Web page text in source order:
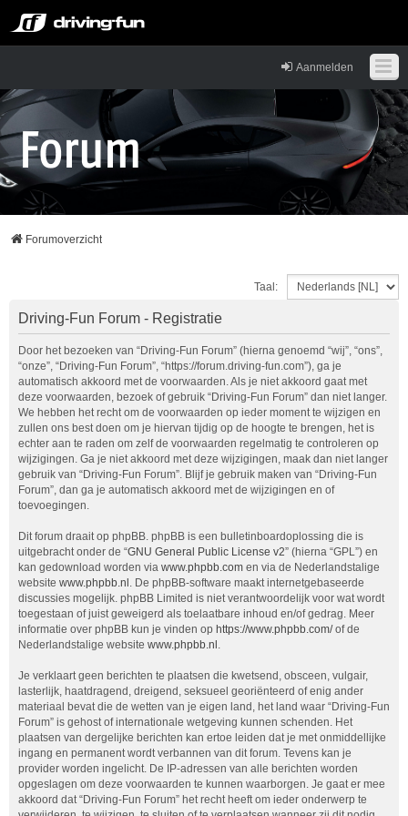
Aanmelden
Forumoverzicht
Taal:
Driving-Fun Forum - Registratie
Door het bezoeken van “Driving-Fun Forum” (hierna genoemd “wij”, “ons”,
“onze”, “Driving-Fun Forum”, “https://forum.driving-fun.com”), ga je
automatisch akkoord met de voorwaarden. Als je niet akkoord gaat met
deze voorwaarden, bezoek of gebruik “Driving-Fun Forum” dan niet langer.
We hebben het recht om de voorwaarden op ieder moment te wijzigen en
zullen ons best doen om je hiervan tijdig op de hoogte te brengen, het is
echter aan te raden om zelf de voorwaarden regelmatig te controleren op
wijzigingen. Ga je niet akkoord met deze wijzigingen, maak dan niet langer
gebruik van “Driving-Fun Forum”. Blijf je gebruik maken van “Driving-Fun
Forum”, dan ga je automatisch akkoord met de wijzigingen en of
toevoegingen.
Dit forum draait op phpBB. phpBB is een bulletinboardoplossing die is
uitgebracht onder de “GNU General Public License v2” (hierna “GPL”) en
kan gedownload worden via www.phpbb.com en via de Nederlandstalige
website www.phpbb.nl . De phpBB-software maakt internetgebaseerde
discussies mogelijk. phpBB Limited is niet verantwoordelijk voor wat wordt
toegestaan of juist geweigerd als toelaatbare inhoud en/of gedrag. Meer
informatie over phpBB kun je vinden op https://www.phpbb.com/of de
Nederlandstalige website www.phpbb.nl .
Je verklaart geen berichten te plaatsen die kwetsend, obsceen, vulgair,
lasterlijk, haatdragend, dreigend, seksueel georiënteerd of enig ander
materiaal bevat die de wetten van je eigen land, het land waar “Driving-Fun
Forum” is gehost of internationale wetgeving kunnen schenden. Het
plaatsen van dergelijke berichten kan ertoe leiden dat je met onmiddellijke
ingang en permanent wordt verbannen van dit forum. Tevens kan je
provider worden ingelicht. De IP-adressen van alle berichten worden
opgeslagen om deze voorwaarden te kunnen waarborgen. Je gaat er mee
akkoord dat “Driving-Fun Forum” het recht heeft om ieder onderwerp te